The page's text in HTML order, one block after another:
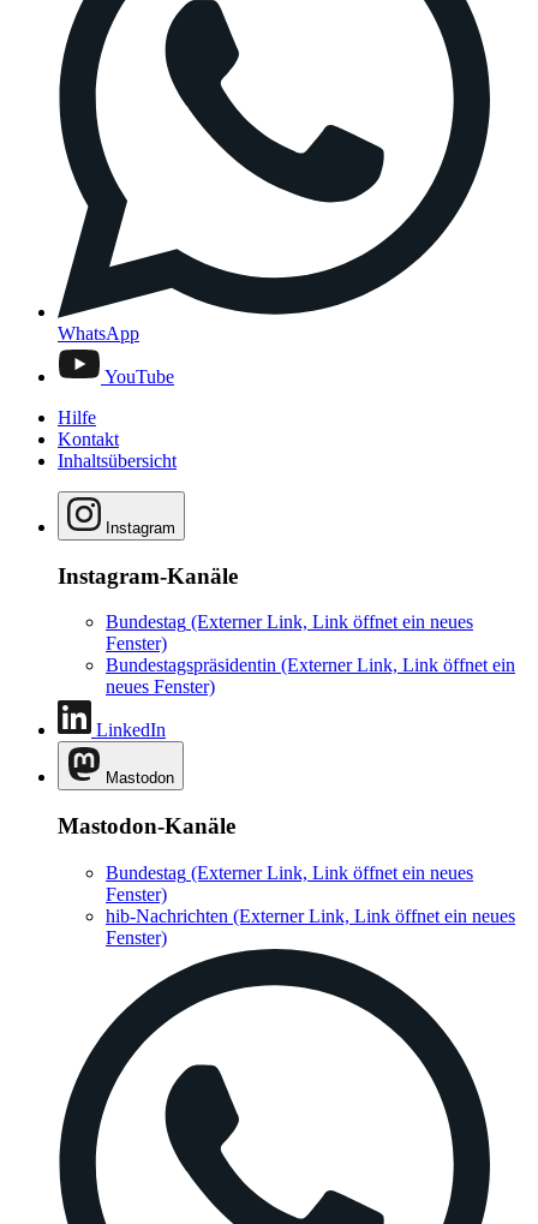
WhatsApp
YouTube
Hilfe
Kontakt
Inhaltsübersicht
Instagram
Instagram-Kanäle
Bundestag (Externer Link, Link öffnet ein neues
Fenster)
Bundestagspräsidentin (Externer Link, Link öffnet ein
neues Fenster)
LinkedIn
Mastodon
Mastodon-Kanäle
Bundestag (Externer Link, Link öffnet ein neues
Fenster)
hib-Nachrichten (Externer Link, Link öffnet ein neues
Fenster)